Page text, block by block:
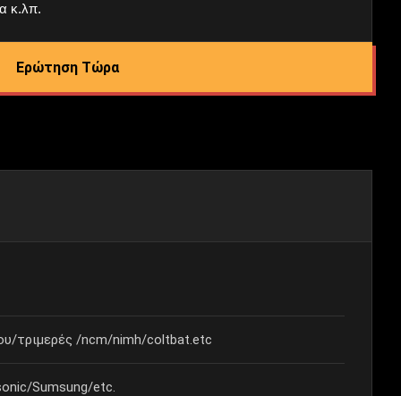
κ.λπ.
Ερώτηση Τώρα
τριμερές /ncm/nimh/coltbat.etc
Sumsung/etc.